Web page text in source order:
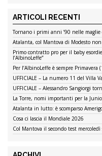
ARTICOLI RECENTI
Tornano i primi anni ’90 nelle maglie
Atalanta, col Mantova di Modesto
Primo contratto pro per il baby
l’AlbinoLeffe”
Per l’AlbinoLeffe è sempre
UFFICIALE – La numero 11 del Villa
UFFICIALE – Alessandro Sangiorgi
La Torre, nomi importanti per la
Atalanta in lutto: è scomparso
Cosa ci lascia il Mondiale 2026
Col Mantova il secondo test